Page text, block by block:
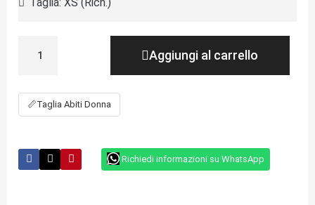
Aggiungi al carrello
📏Taglia Abiti Donna
Richiedi informazioni su WhatsApp